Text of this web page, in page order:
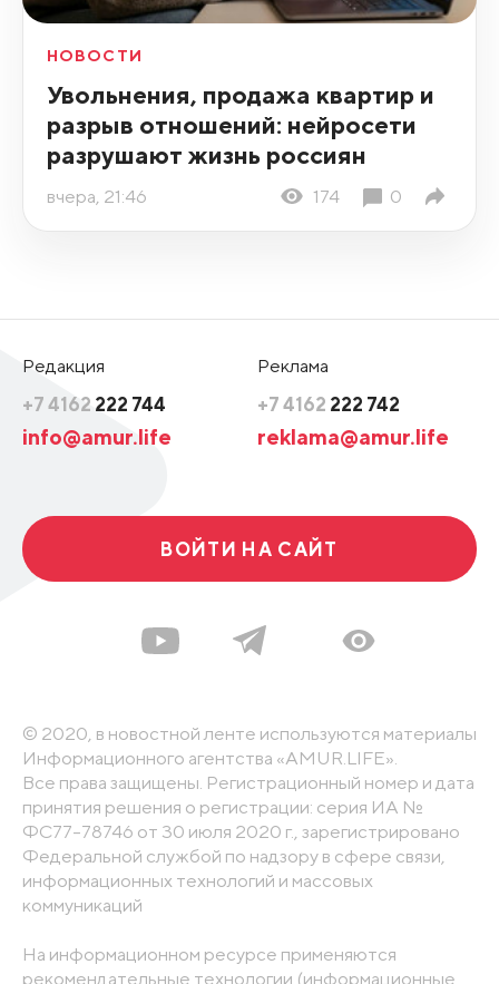
НОВОСТИ
Увольнения, продажа квартир и
разрыв отношений: нейросети
разрушают жизнь россиян
вчера, 21:46 174 0
Редакция
+7 4162 222 744
info@amur.life
Реклама
+7 4162 222 742
reklama@amur.life
ВОЙТИ НА САЙТ
© 2020, в новостной ленте используются материалы
Информационного агентства «AMUR.LIFE».
Все права защищены. Регистрационный номер и дата
принятия решения о регистрации: серия ИА №
ФС77-78746 от 30 июля 2020 г., зарегистрировано
Федеральной службой по надзору в сфере связи,
информационных технологий и массовых
коммуникаций
На информационном ресурсе применяются
рекомендательные технологии (информационные